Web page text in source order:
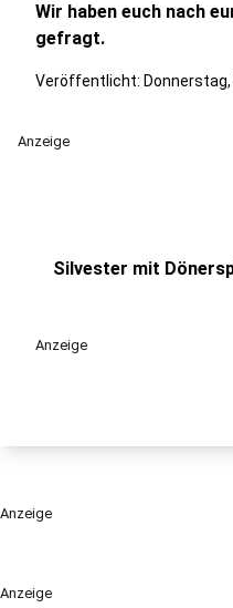
Anzeige
Wir haben euch nach
gefragt.
Veröffentlicht:
Anzeige
Silvester mit
Anzeige
Anzeige